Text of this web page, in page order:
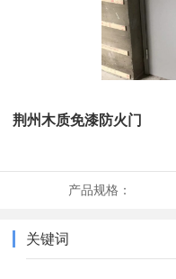
荆州木质免漆防火门
产品规格：
关键词